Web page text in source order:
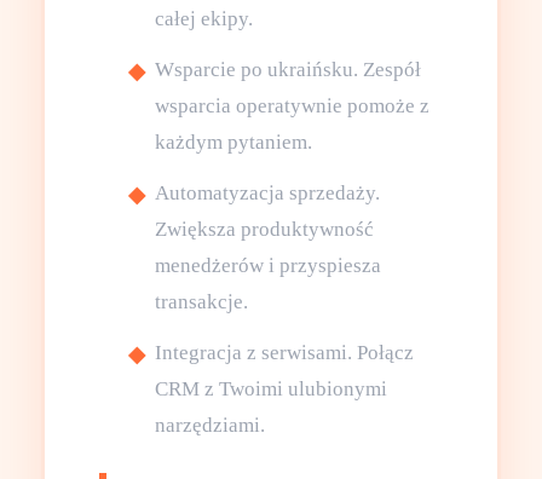
całej ekipy.
Wsparcie po ukraińsku. Zespół
wsparcia operatywnie pomoże z
każdym pytaniem.
Automatyzacja sprzedaży.
Zwiększa produktywność
menedżerów i przyspiesza
transakcje.
Integracja z serwisami. Połącz
CRM z Twoimi ulubionymi
narzędziami.